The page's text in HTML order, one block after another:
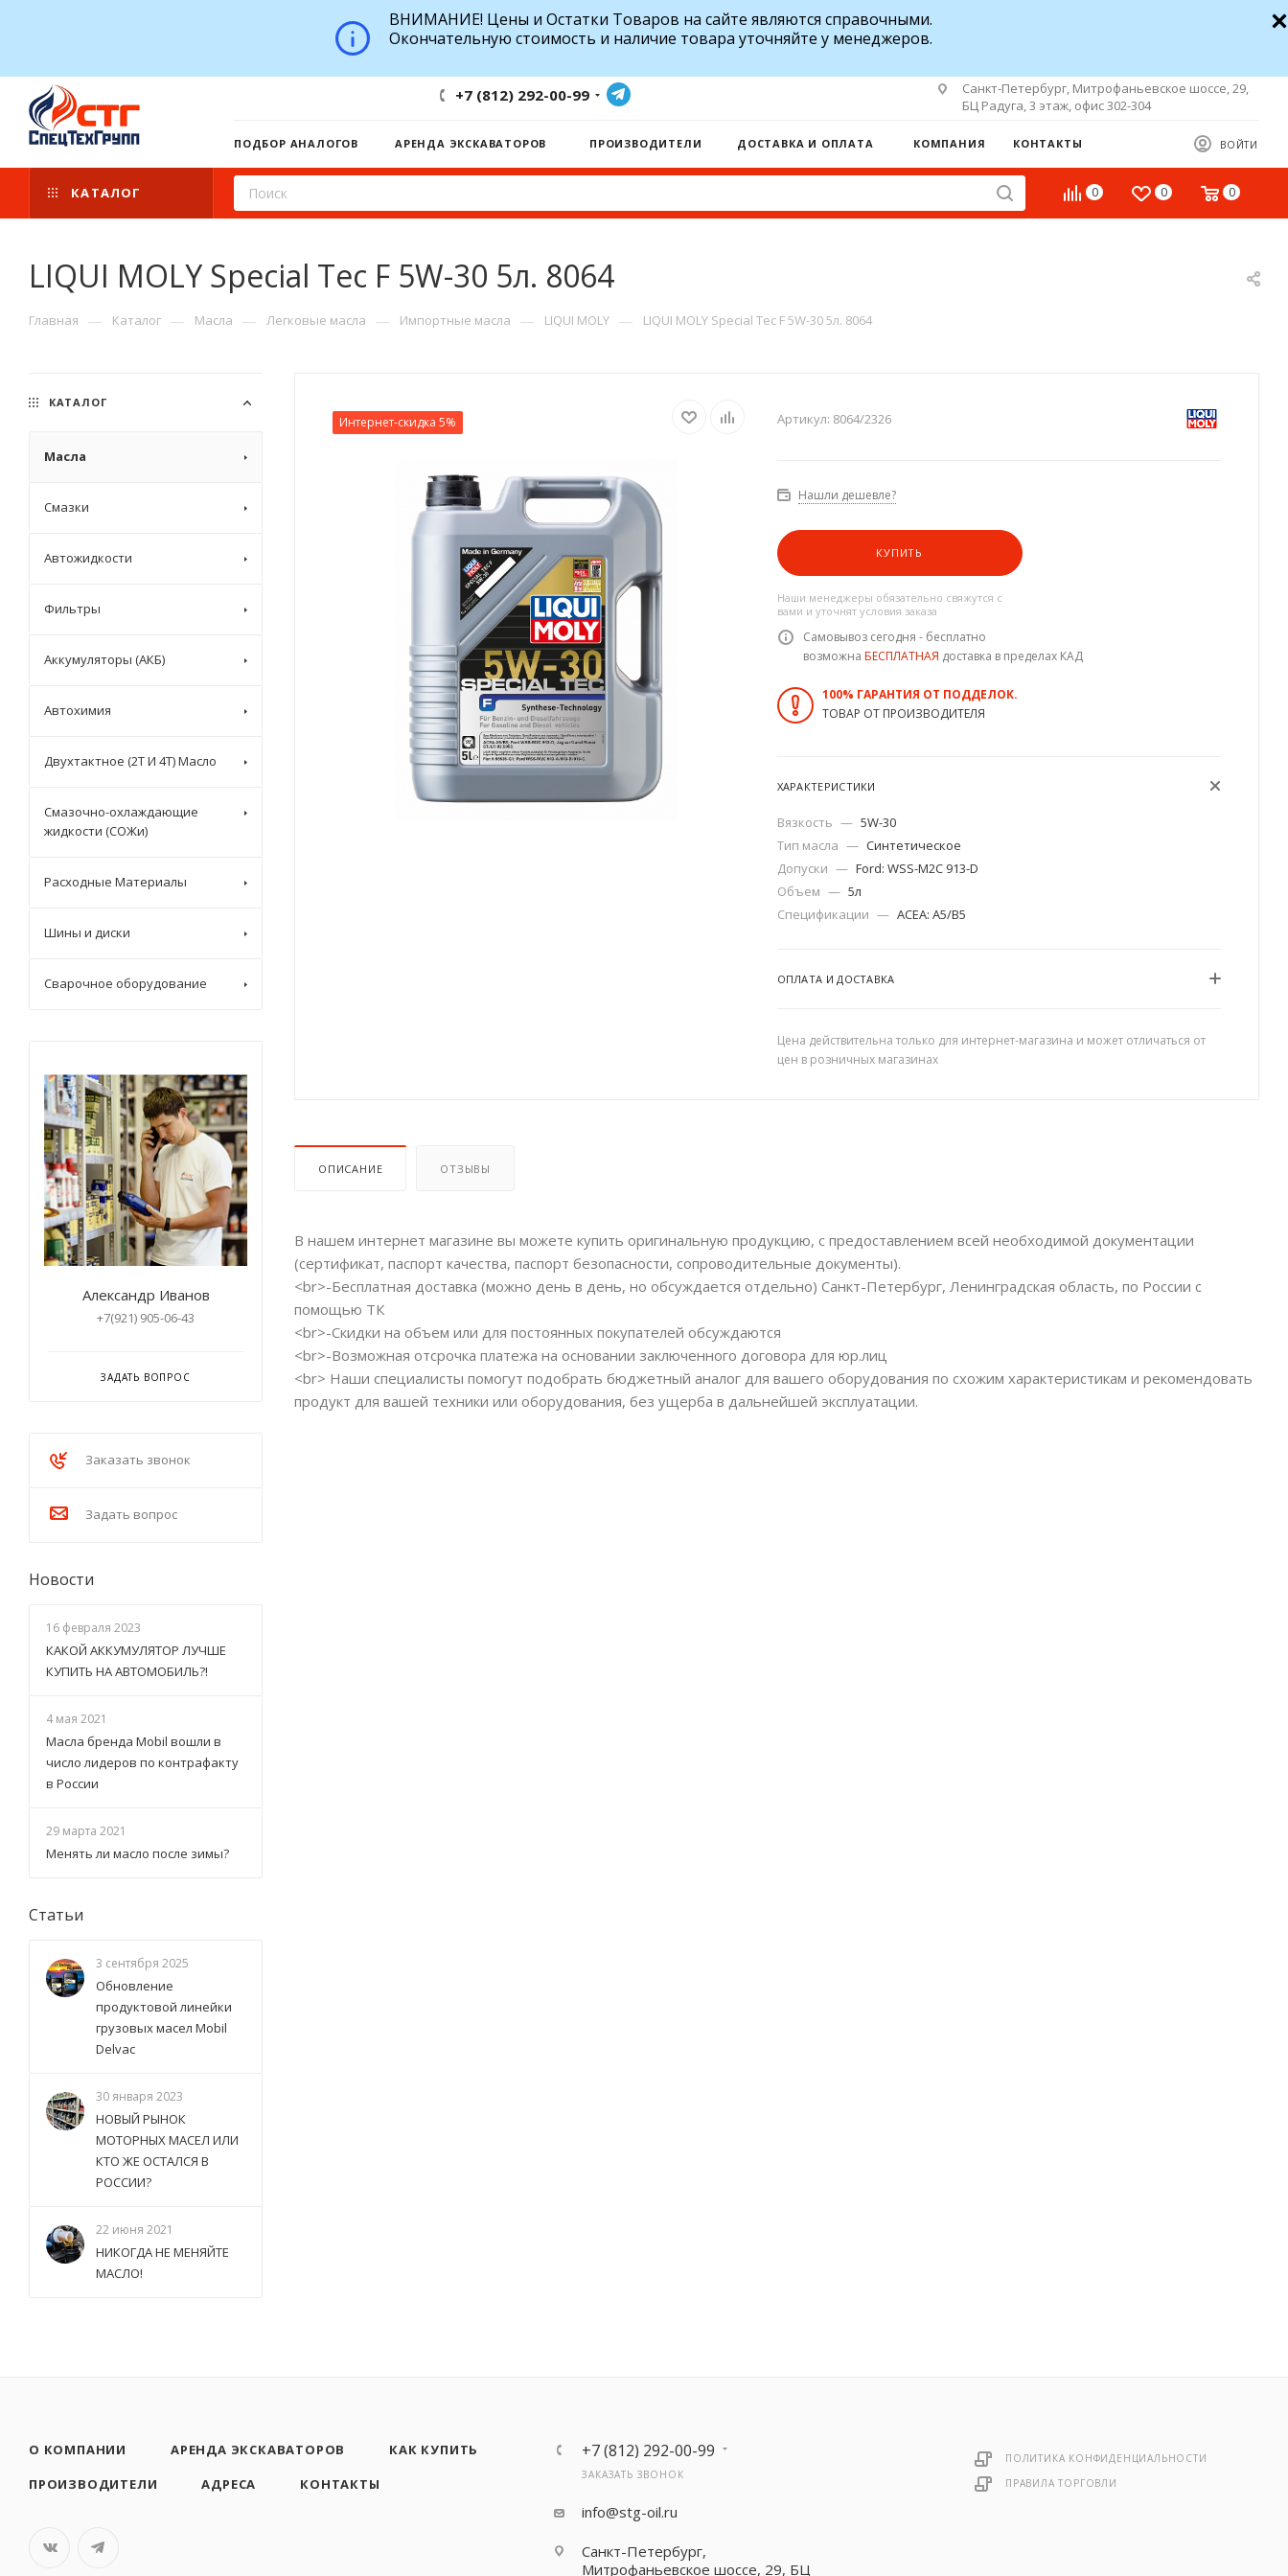
ВНИМАНИЕ! Цены и Остатки Товаров на сайте являются справочными.
Окончательную стоимость и наличие товара уточняйте у менеджеров.
+7 (812) 292-00-99
Санкт-Петербург, Митрофаньевское шоссе, 29,
БЦ Радуга, 3 этаж, офис 302-304
ВОЙТИ
ПОДБОР АНАЛОГОВ АРЕНДА ЭКСКАВАТОРОВ ПРОИЗВОДИТЕЛИ ДОСТАВКА И ОПЛАТА КОМПАНИЯ КОНТАКТЫ
0 0 0
КАТАЛОГ
LIQUI MOLY Special Tec F 5W-30 5л. 8064
Главная — Каталог — Масла — Легковые масла — Импортные масла — LIQUI MOLY — LIQUI MOLY Special Tec F 5W-30 5л. 8064
Интернет-скидка 5% Артикул: 8064/2326
Нашли дешевле?
КУПИТЬ
Наши менеджеры обязательно свяжутся с
вами и уточнят условия заказа
Самовывоз сегодня - бесплатно
возможна БЕСПЛАТНАЯ доставка в пределах КАД
100% ГАРАНТИЯ ОТ ПОДДЕЛОК.
ТОВАР ОТ ПРОИЗВОДИТЕЛЯ
ХАРАКТЕРИСТИКИ
Вязкость — 5W-30
Тип масла — Синтетическое
Допуски — Ford: WSS-M2C 913-D
Объем — 5л
Спецификации — ACEA: A5/B5
ОПЛАТА И ДОСТАВКА
Цена действительна только для интернет-магазина и может отличаться от
цен в розничных магазинах
ОПИСАНИЕ ОТЗЫВЫ
В нашем интернет магазине вы можете купить оригинальную продукцию, с предоставлением всей необходимой документации
(сертификат, паспорт качества, паспорт безопасности, сопроводительные документы).
<br>-Бесплатная доставка (можно день в день, но обсуждается отдельно) Санкт-Петербург, Ленинградская область, по России с
помощью ТК
<br>-Скидки на объем или для постоянных покупателей обсуждаются
<br>-Возможная отсрочка платежа на основании заключенного договора для юр.лиц
<br> Наши специалисты помогут подобрать бюджетный аналог для вашего оборудования по схожим характеристикам и рекомендовать
продукт для вашей техники или оборудования, без ущерба в дальнейшей эксплуатации.
КАТАЛОГ
Масла
Смазки
Автожидкости
Фильтры
Аккумуляторы (АКБ)
Автохимия
Двухтактное (2T И 4T) Масло
Смазочно-охлаждающие
жидкости (СОЖи)
Расходные Материалы
Шины и диски
Сварочное оборудование
Александр Иванов
+7(921) 905-06-43
ЗАДАТЬ ВОПРОС
Заказать звонок
Задать вопрос
Новости
16 февраля 2023
КАКОЙ АККУМУЛЯТОР ЛУЧШЕ
КУПИТЬ НА АВТОМОБИЛЬ?!
4 мая 2021
Масла бренда Mobil вошли в
число лидеров по контрафакту
в России
29 марта 2021
Менять ли масло после зимы?
Статьи
3 сентября 2025
Обновление
продуктовой линейки
грузовых масел Mobil
Delvac
30 января 2023
НОВЫЙ РЫНОК
МОТОРНЫХ МАСЕЛ ИЛИ
КТО ЖЕ ОСТАЛСЯ В
РОССИИ?
22 июня 2021
НИКОГДА НЕ МЕНЯЙТЕ
МАСЛО!
О КОМПАНИИ АРЕНДА ЭКСКАВАТОРОВ
КАК КУПИТЬ
ПРОИЗВОДИТЕЛИ
АДРЕСА КОНТАКТЫ
+7 (812) 292-00-99
ЗАКАЗАТЬ ЗВОНОК
info@stg-oil.ru
Санкт-Петербург,
Митрофаньевское шоссе, 29, БЦ
ПОЛИТИКА КОНФИДЕНЦИАЛЬНОСТИ
ПРАВИЛА ТОРГОВЛИ